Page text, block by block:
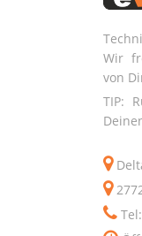
Wir
von
TIP: